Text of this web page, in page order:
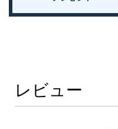
レビュー